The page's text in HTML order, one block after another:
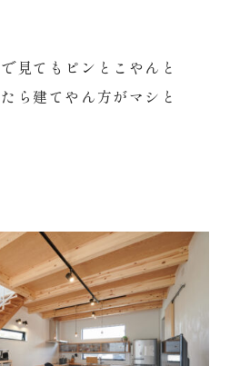
見てもピンとこやんと
ら建てやん方がマシと